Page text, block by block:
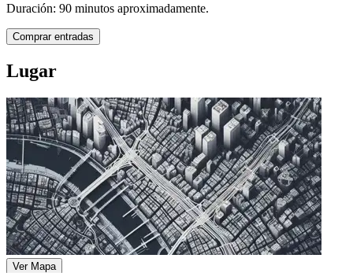
Duración: 90 minutos aproximadamente.
Comprar entradas
Lugar
Ver Mapa